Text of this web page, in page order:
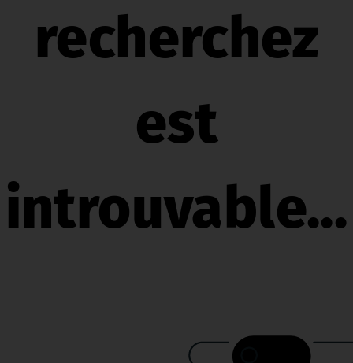
recherchez
est
introuvable...